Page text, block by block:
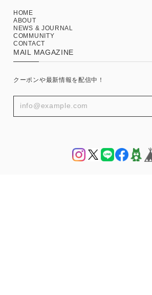
HOME
ABOUT
NEWS & JOURNAL
COMMUNITY
CONTACT
MAIL MAGAZINE
クーポンや最新情報を配信中！